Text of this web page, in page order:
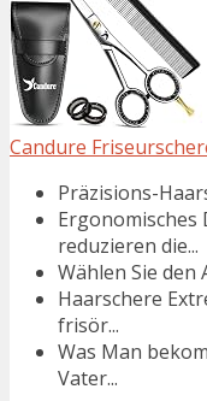
Candure
Präzisions-
Ergonomisches
reduzieren die...
Wählen Sie den
Haarschere
frisör...
Was Man
Vater...